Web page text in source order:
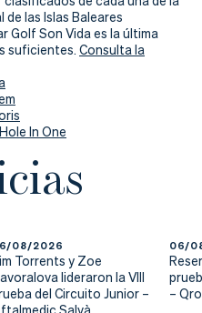
las Islas Baleares
Golf Son Vida es la última
suficientes. Consulta la
In One
08/2026
Torrents y Zoe
lideraron la VIII
del Circuito Junior –
06/
–